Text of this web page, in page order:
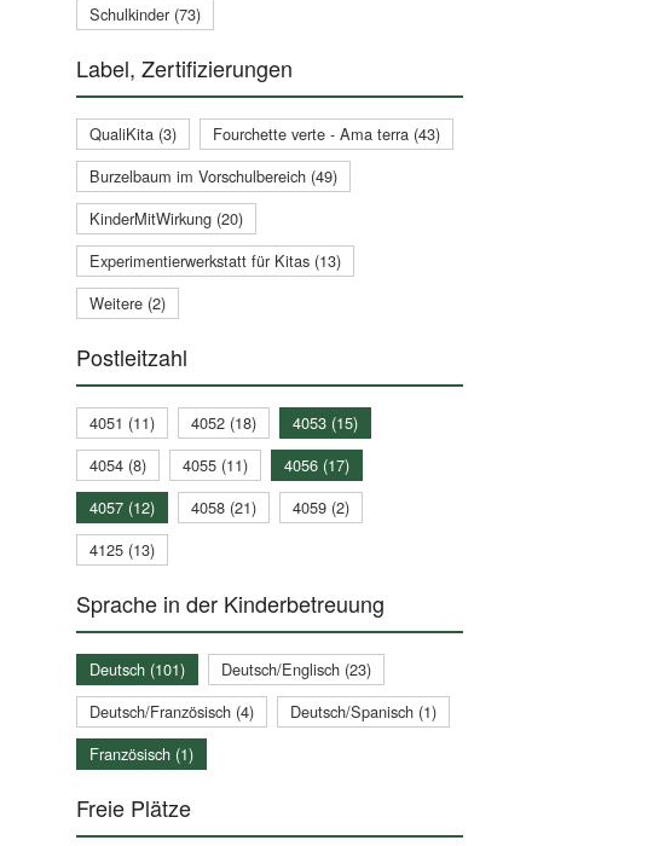
Schulkinder (73)
Label, Zertifizierungen
QualiKita (3)
Fourchette verte - Ama terra (43)
Burzelbaum im Vorschulbereich (49)
KinderMitWirkung (20)
Experimentierwerkstatt für Kitas (13)
Weitere (2)
Postleitzahl
4051 (11) 4052 (18)
4053 (15)
4054 (8)
4055 (11)
4056 (17)
4057 (12)
4058 (21)
4059 (2)
4125 (13)
Sprache in der Kinderbetreuung
Deutsch (101)
Deutsch/Englisch (23)
Deutsch/Französisch (4)
Deutsch/Spanisch (1)
Französisch (1)
Freie Plätze